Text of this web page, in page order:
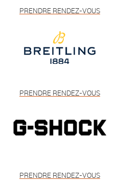
PRENDRE RENDEZ-VOUS
PRENDRE RENDEZ-VOUS
PRENDRE RENDEZ-VOUS